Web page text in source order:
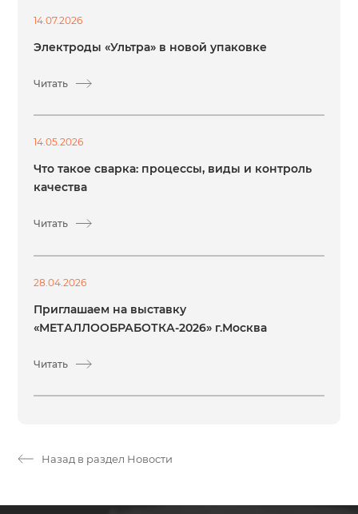
14.07.2026
Электроды «Ультра» в новой упаковке
Читать
14.05.2026
Что такое сварка: процессы, виды и контроль
качества
Читать
28.04.2026
Приглашаем на выставку
«МЕТАЛЛООБРАБОТКА-2026» г.Москва
Читать
Назад в раздел Новости